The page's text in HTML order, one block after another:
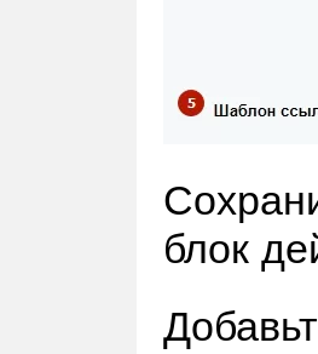
блок